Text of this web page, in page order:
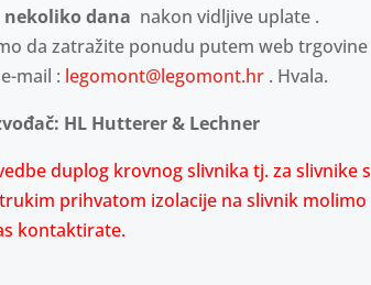
dana nakon vidljive uplate .
da zatražite ponudu putem web trgovine
mail : legomont@legomont.hr . Hvala.
HL Hutterer & Lechner
duplog krovnog slivnika tj. za slivnike s
prihvatom izolacije na slivnik molimo
kontaktirate.